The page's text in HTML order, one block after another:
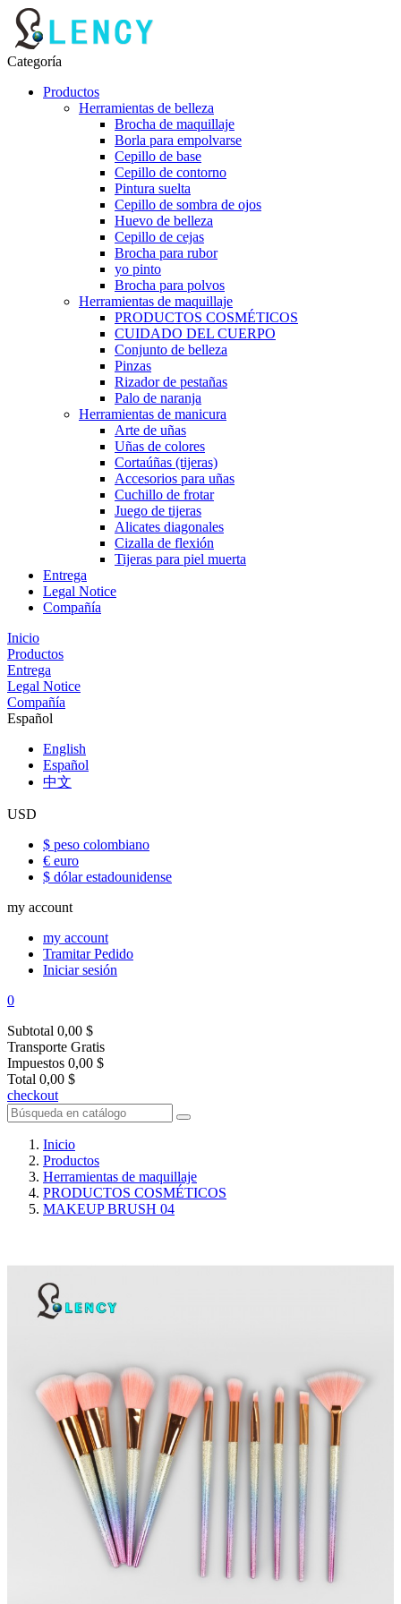
Categoría
Productos
Herramientas de belleza
Brocha de maquillaje
Borla para empolvarse
Cepillo de base
Cepillo de contorno
Pintura suelta
Cepillo de sombra de ojos
Huevo de belleza
Cepillo de cejas
Brocha para rubor
yo pinto
Brocha para polvos
Herramientas de maquillaje
PRODUCTOS COSMÉTICOS
CUIDADO DEL CUERPO
Conjunto de belleza
Pinzas
Rizador de pestañas
Palo de naranja
Herramientas de manicura
Arte de uñas
Uñas de colores
Cortaúñas (tijeras)
Accesorios para uñas
Cuchillo de frotar
Juego de tijeras
Alicates diagonales
Cizalla de flexión
Tijeras para piel muerta
Entrega
Legal Notice
Compañía
Inicio
Productos
Entrega
Legal Notice
Compañía
Español
English
Español
中文
USD
$ peso colombiano
€ euro
$ dólar estadounidense
my account
my account
Tramitar Pedido
Iniciar sesión
0
Subtotal 0,00 $
Transporte Gratis
Impuestos 0,00 $
Total 0,00 $
checkout
Inicio
Productos
Herramientas de maquillaje
PRODUCTOS COSMÉTICOS
MAKEUP BRUSH 04